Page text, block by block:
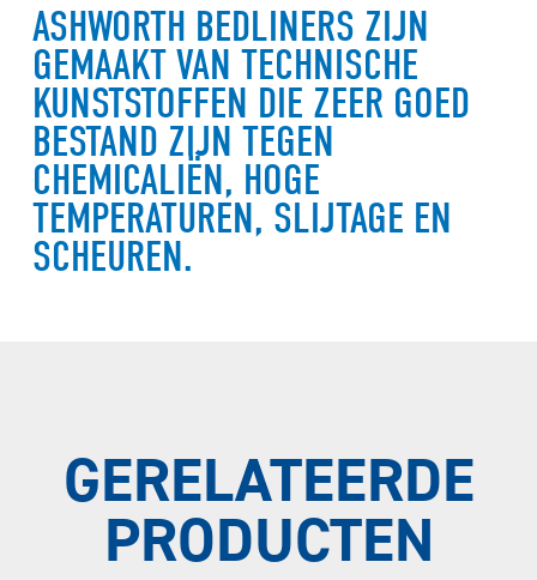
ASHWORTH BEDLINERS ZIJN
GEMAAKT VAN TECHNISCHE
KUNSTSTOFFEN DIE ZEER GOED
BESTAND ZIJN TEGEN
CHEMICALIËN, HOGE
TEMPERATUREN, SLIJTAGE EN
SCHEUREN.
GERELATEERDE
PRODUCTEN